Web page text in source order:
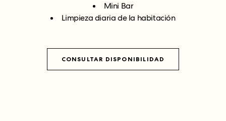
Mini Bar
Limpieza diaria de la habitación
CONSULTAR DISPONIBILIDAD